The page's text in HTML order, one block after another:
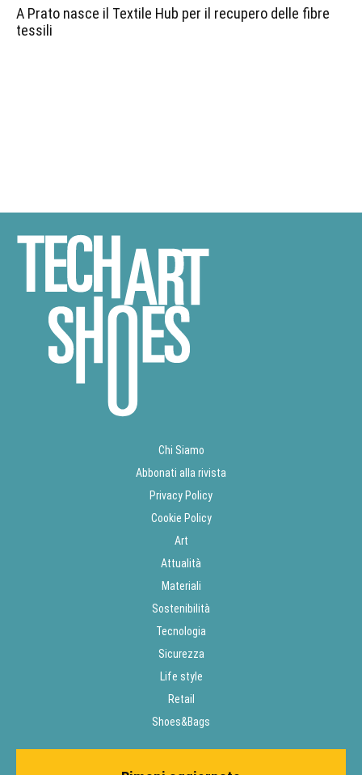
A Prato nasce il Textile Hub per il recupero delle fibre
tessili
Chi Siamo
Abbonati alla rivista
Privacy Policy
Cookie Policy
Art
Attualità
Materiali
Sostenibilità
Tecnologia
Sicurezza
Life style
Retail
Shoes&Bags